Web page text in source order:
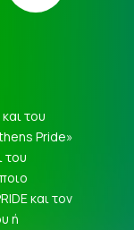
του
Pride»
του
και τον
ή